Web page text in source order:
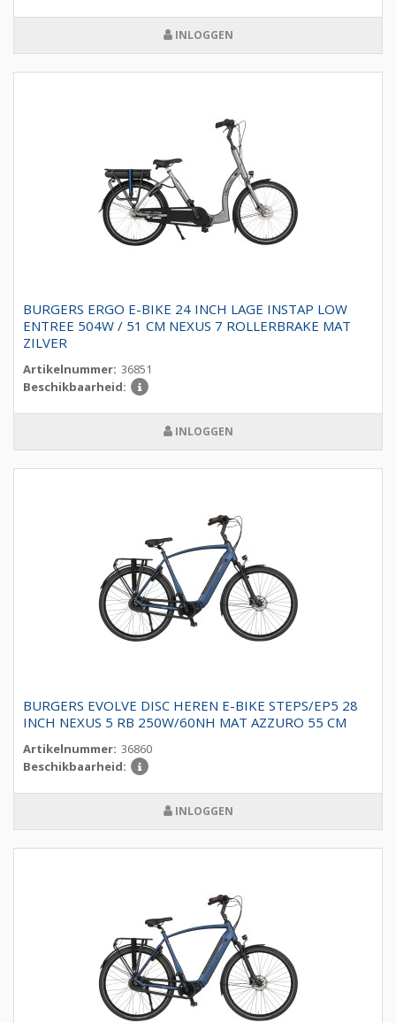
INLOGGEN
BURGERS ERGO E-BIKE 24 INCH LAGE INSTAP LOW
ENTREE 504W / 51 CM NEXUS 7 ROLLERBRAKE MAT
ZILVER
Artikelnummer: 36851
Beschikbaarheid:
INLOGGEN
BURGERS EVOLVE DISC HEREN E-BIKE STEPS/EP5 28
INCH NEXUS 5 RB 250W/60NH MAT AZZURO 55 CM
Artikelnummer: 36860
Beschikbaarheid:
INLOGGEN